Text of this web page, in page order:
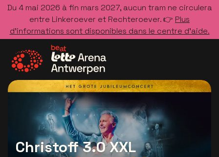
Du 4 mai 2026 à fin mars 2027, aucun tram ne circulera
entre Linkeroever et Rechteroever. 👉 Plus
d’informations sont disponibles dans le centre d’aide.
Allez à la page d'accueil
Christoff 3.0 XXL